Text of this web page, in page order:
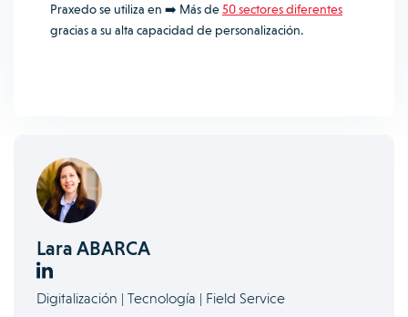
Praxedo se utiliza en ➡️ Más de50 sectores diferentes
gracias a su alta capacidad de personalización.
Lara ABARCA
Digitalización | Tecnología | Field Service